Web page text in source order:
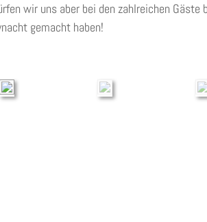
wir uns aber bei den zahlreichen Gäste
gemacht haben!